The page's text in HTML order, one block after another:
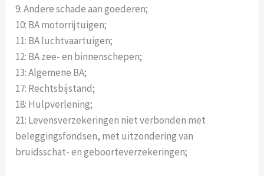
9: Andere schade aan goederen;
10: BA motorrijtuigen;
11: BA luchtvaartuigen;
12: BA zee- en binnenschepen;
13: Algemene BA;
17: Rechtsbijstand;
18: Hulpverlening;
21: Levensverzekeringen niet verbonden met
beleggingsfondsen, met uitzondering van
bruidsschat- en geboorteverzekeringen;